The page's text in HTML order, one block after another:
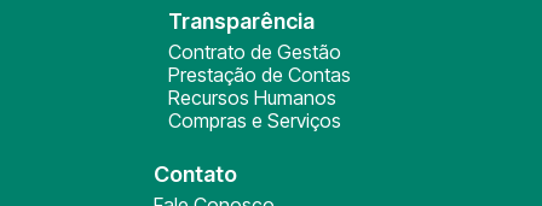
Transparência
Contrato de Gestão
Prestação de Contas
Recursos Humanos
Compras e Serviços
Contato